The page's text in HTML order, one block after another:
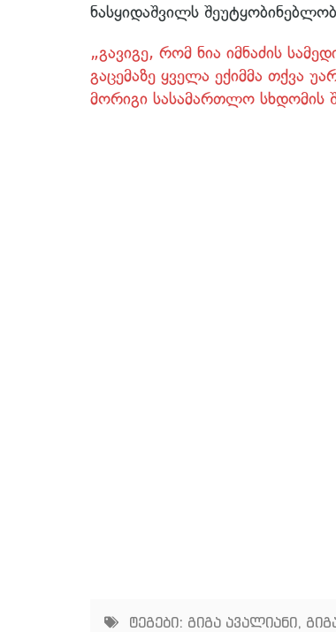
ნასყიდაშვილს
„გავიგე, რომ ნია იმნაძის
გაცემაზე ყველა ექიმმა თქვა
მორიგი სასამართლო სხდომის
ტეგები: გიგა ავალიანი,